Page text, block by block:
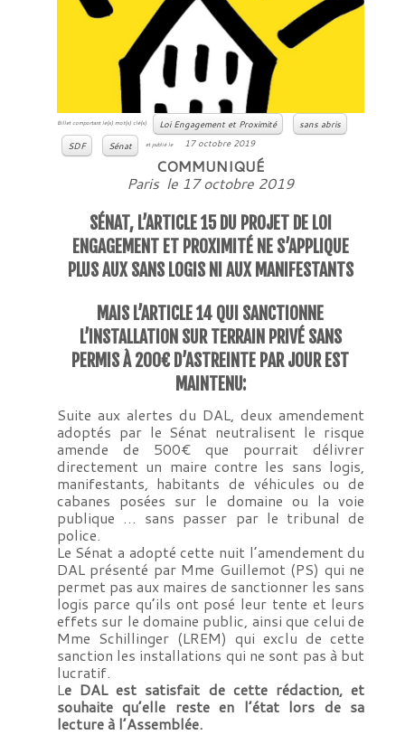
Billet comportant le(s) mot(s) clé(s) Loi Engagement et Proximité
sans abris
SDF
Sénat et publié le 17 octobre 2019
COMMUNIQUÉ
Paris le 17 octobre 2019
SÉNAT, L’ARTICLE 15 DU PROJET DE LOI
ENGAGEMENT ET PROXIMITÉ NE S’APPLIQUE
PLUS AUX SANS LOGIS NI AUX MANIFESTANTS
MAIS L’ARTICLE 14 QUI SANCTIONNE
L’INSTALLATION SUR TERRAIN PRIVÉ SANS
PERMIS À 200€ D’ASTREINTE PAR JOUR EST
MAINTENU:
Suite aux alertes du DAL, deux amendement
adoptés par le Sénat neutralisent le risque
amende de 500€ que pourrait délivrer
directement un maire contre les sans logis,
manifestants, habitants de véhicules ou de
cabanes posées sur le domaine ou la voie
publique … sans passer par le tribunal de
police.
Le Sénat a adopté cette nuit l’amendement du
DAL présenté par Mme Guillemot (PS) qui ne
permet pas aux maires de sanctionner les sans
logis parce qu’ils ont posé leur tente et leurs
effets sur le domaine public, ainsi que celui de
Mme Schillinger (LREM) qui exclu de cette
sanction les installations qui ne sont pas à but
lucratif.
Le DAL est satisfait de cette rédaction, et
souhaite qu’elle reste en l’état lors de sa
lecture à l’Assemblée.